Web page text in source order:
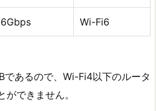
Wi-Fi6
であるので、Wi-Fi4以下のルータ
できません。